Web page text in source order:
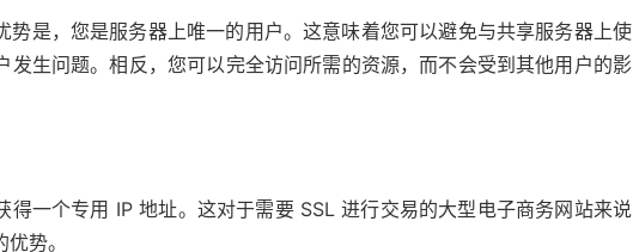
势是，您是服务器上唯一的用户。这意味着您可以避免与共享服务器上使
发生问题。相反，您可以完全访问所需的资源，而不会受到其他用户的影
得一个专用 IP 地址。这对于需要 SSL 进行交易的大型电子商务网站来说
势。